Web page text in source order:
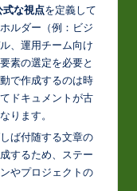
な視点を定義して
ルダー（例：ビジ
、運用チーム向け
素の選定を必要と
で作成するのは時
ドキュメントが古
ります。
ば付随する文章の
するため、ステー
やプロジェクトの